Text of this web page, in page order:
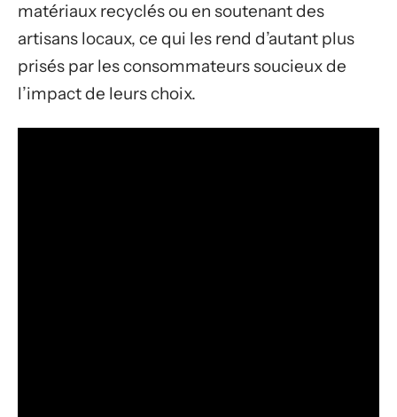
matériaux recyclés ou en soutenant des
artisans locaux, ce qui les rend d’autant plus
prisés par les consommateurs soucieux de
l’impact de leurs choix.